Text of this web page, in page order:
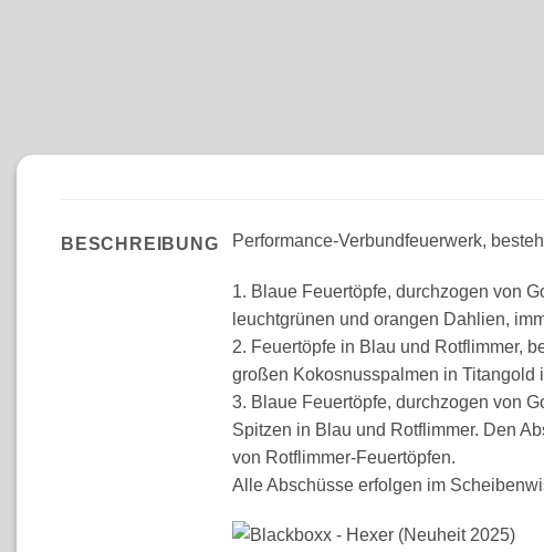
BESCHREIBUNG Performance-Verbundfeuerwerk,
1. Blaue Feuertöpfe, durchzogen von
leuchtgrünen und orangen Dahlien,
2. Feuertöpfe in Blau und Rotflimmer,
großen Kokosnusspalmen in Titangold
3. Blaue Feuertöpfe, durchzogen von
Spitzen in Blau und Rotflimmer. Den
von Rotflimmer-Feuertöpfen.
Alle Abschüsse erfolgen im